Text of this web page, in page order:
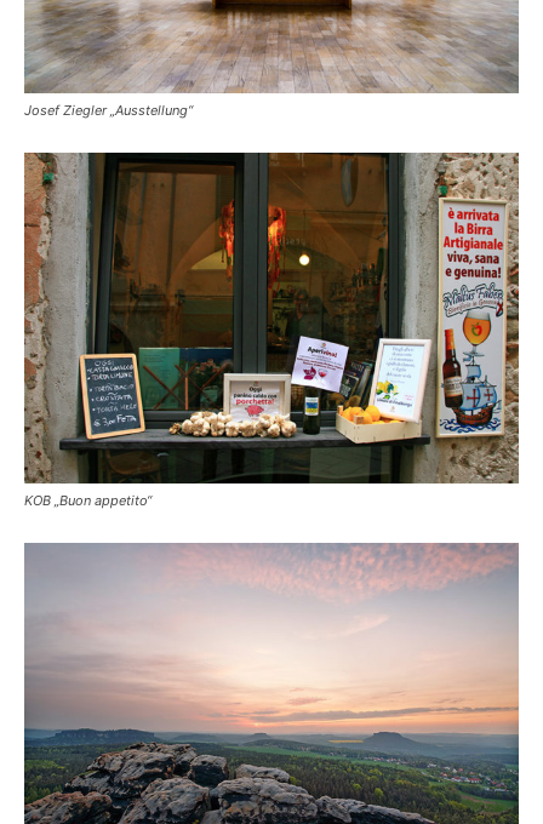
Josef Ziegler „Ausstellung“
KOB „Buon appetito“